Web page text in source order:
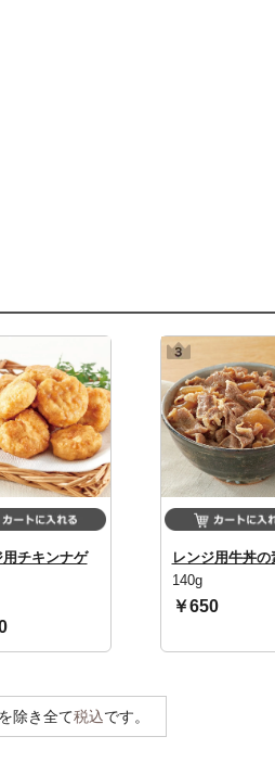
用チキンナゲ
レンジ用牛丼の
140g
￥650
除き全て税込です。